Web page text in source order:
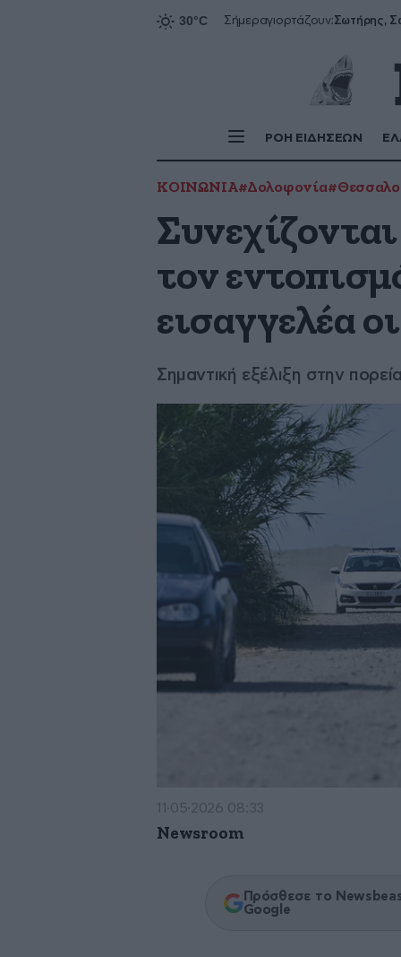
Σήμεραγιορτάζουν:
ΡΟΗ ΕΙΔΗΣΕΩΝ
ΚΟΙΝΩΝΙΑ#Δολοφονία
τον
εισαγγελέα
Σημαντική εξέλιξη στην
11·05·2026 08:33
Newsroom
Πρόσθεσε το
Google